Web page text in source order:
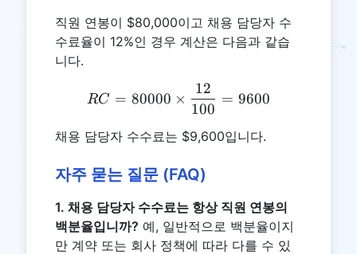
직원 연봉이 $80,000이고 채용 담당자 수
수료율이 12%인 경우 계산은 다음과 같습
니다.
RC = 80000 \times
RC = 80000 ×
100
12
= 9600
채용 담당자 수수료는 $9,600입니다.
자주 묻는 질문 (FAQ)
1. 채용 담당자 수수료는 항상 직원 연봉의
백분율입니까? 예, 일반적으로 백분율이지
만 계약 또는 회사 정책에 따라 다를 수 있